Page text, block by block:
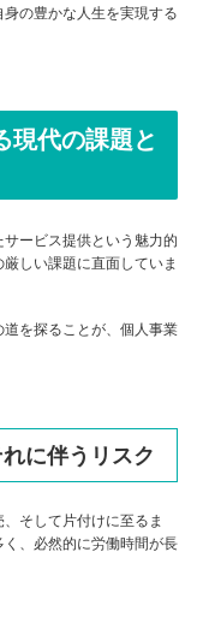
の豊かな人生を実現する
現代の課題と
ービス提供という魅力的
しい課題に直面していま
を探ることが、個人事業
に伴うリスク
そして片付けに至るま
、必然的に労働時間が長